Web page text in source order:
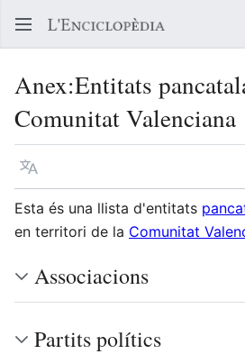
Anex:Entitats
Comunitat Valenciana
Llegir en un atre idioma
Esta és una llista d'entitats
en territori de la Comunitat
Associacions
Partits polítics